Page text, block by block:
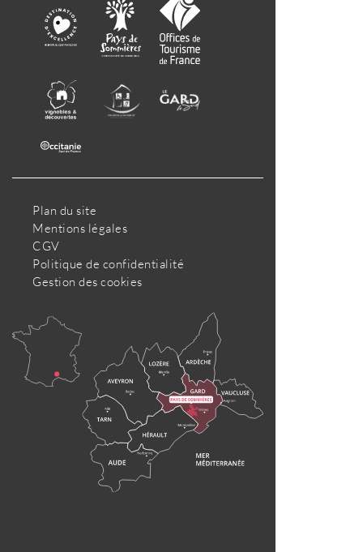
Plan du site
Mentions légales
CGV
Politique de confidentialité
Gestion des cookies